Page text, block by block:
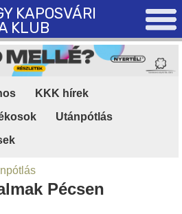
KAPOSVÁRI
KLUB
KKK hírek
Utánpótlás
Pécsen